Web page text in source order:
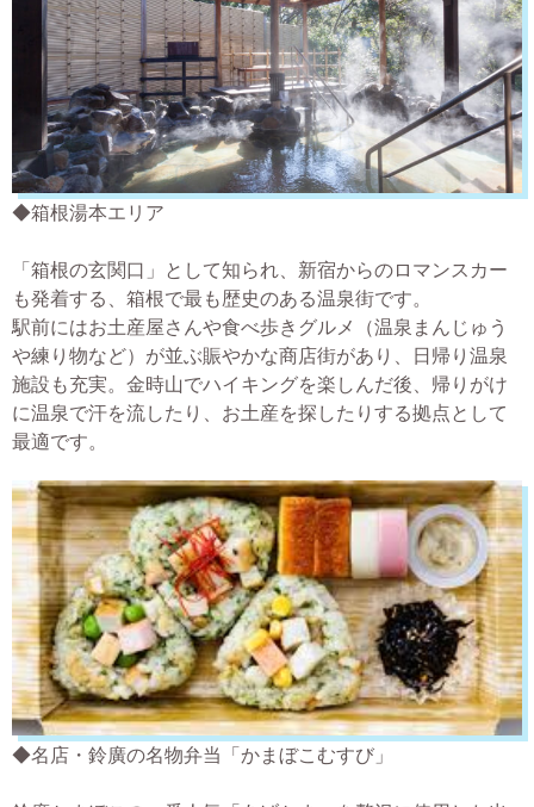
◆箱根湯本エリア
「箱根の玄関口」として知られ、新宿からのロマンスカー
も発着する、箱根で最も歴史のある温泉街です。
駅前にはお土産屋さんや食べ歩きグルメ（温泉まんじゅう
や練り物など）が並ぶ賑やかな商店街があり、日帰り温泉
施設も充実。金時山でハイキングを楽しんだ後、帰りがけ
に温泉で汗を流したり、お土産を探したりする拠点として
最適です。
◆名店・鈴廣の名物弁当「かまぼこむすび」